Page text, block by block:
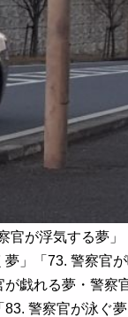
官が浮気する夢
」「73. 警察官
戯れる夢・警察
警察官が泳ぐ